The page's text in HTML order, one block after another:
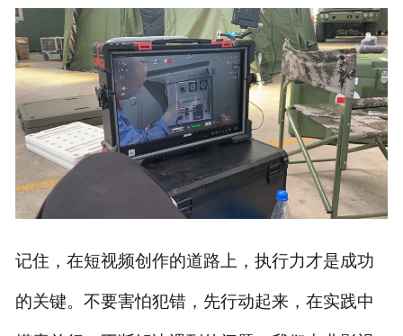
记住，在短视频创作的道路上，执行力才是成功
的关键。不要害怕犯错，先行动起来，在实践中